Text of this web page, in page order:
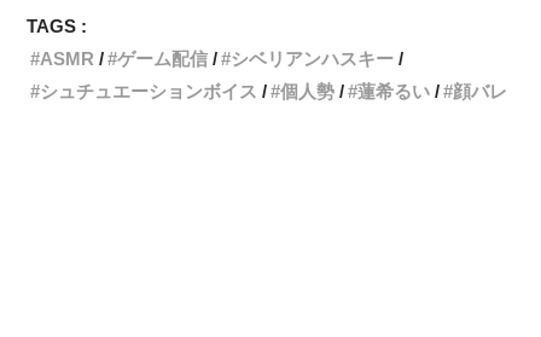
TAGS :
ASMR
ゲーム配信
シベリアンハスキー
シュチュエーションボイス
個人勢 蓮希るい 顔バレ